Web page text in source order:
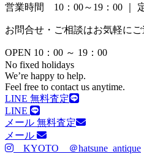
営業時間 10：00～19：00 ｜
お問合せ・ご相談はお気軽にご
OPEN 10：00 ～ 19：00
No fixed holidays
We’re happy to help.
Feel free to contact us anytime.
LINE 無料査定
LINE
メール 無料査定
メール
KYOTO ＠hatsune_antique